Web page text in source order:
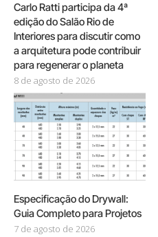
Carlo Ratti participa da 4ª
edição do Salão Rio de
Interiores para discutir como
a arquitetura pode contribuir
para regenerar o planeta
8 de agosto de 2026
Especificação do Drywall:
Guia Completo para Projetos
7 de agosto de 2026